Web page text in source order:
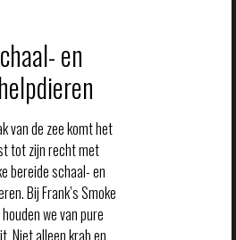
en
van de zee komt het
tot zijn recht met
bereide schaal- en
Bij Frank’s Smoke
we van pure
Niet alleen krab en